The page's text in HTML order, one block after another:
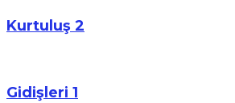
Kurtuluş 2
Gidişleri 1